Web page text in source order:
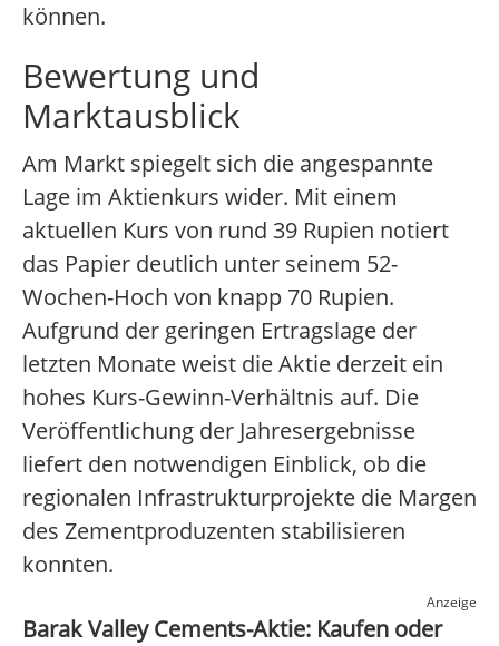
können.
Bewertung und
Marktausblick
Am Markt spiegelt sich die angespannte
Lage im Aktienkurs wider. Mit einem
aktuellen Kurs von rund 39 Rupien notiert
das Papier deutlich unter seinem 52-
Wochen-Hoch von knapp 70 Rupien.
Aufgrund der geringen Ertragslage der
letzten Monate weist die Aktie derzeit ein
hohes Kurs-Gewinn-Verhältnis auf. Die
Veröffentlichung der Jahresergebnisse
liefert den notwendigen Einblick, ob die
regionalen Infrastrukturprojekte die Margen
des Zementproduzenten stabilisieren
konnten.
Anzeige
Barak Valley Cements-Aktie: Kaufen oder